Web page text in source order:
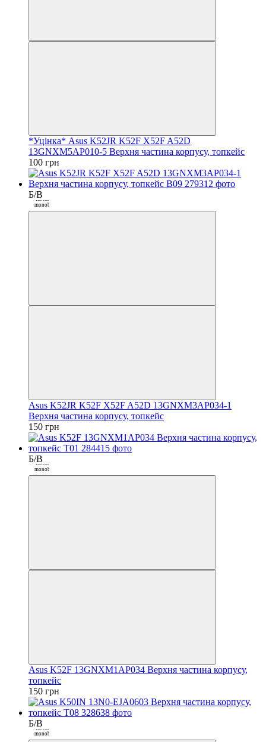
*Уцінка* Asus K52JR K52F X52F A52D
13GNXM5AP010-5 Верхня частина корпусу, топкейс
100 грн
Б/ВПокупка
частинами від
monobank
Asus K52JR K52F X52F A52D 13GNXM3AP034-1
Верхня частина корпусу, топкейс
150 грн
Б/ВПокупка
частинами від
monobank
Asus K52F 13GNXM1AP034 Верхня частина корпусу,
топкейс
150 грн
Б/ВПокупка
частинами від
monobank